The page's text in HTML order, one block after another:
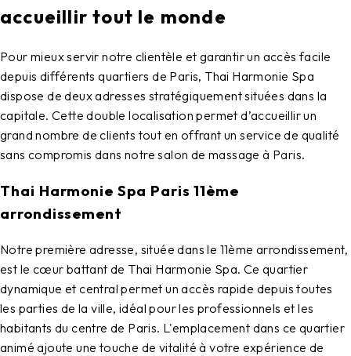
accueillir tout le monde
Pour mieux servir notre clientèle et garantir un accès facile
depuis différents quartiers de Paris, Thai Harmonie Spa
dispose de deux adresses stratégiquement situées dans la
capitale. Cette double localisation permet d’accueillir un
grand nombre de clients tout en offrant un service de qualité
sans compromis dans notresalon de massage à Paris.
Thai Harmonie Spa Paris 11ème
arrondissement
Notre première adresse, située dans le 11ème arrondissement,
est le cœur battant de Thai Harmonie Spa. Ce quartier
dynamique et central permet un accès rapide depuis toutes
les parties de la ville, idéal pour les professionnels et les
habitants du centre de Paris. L'emplacement dans ce quartier
animé ajoute une touche de vitalité à votre expérience de